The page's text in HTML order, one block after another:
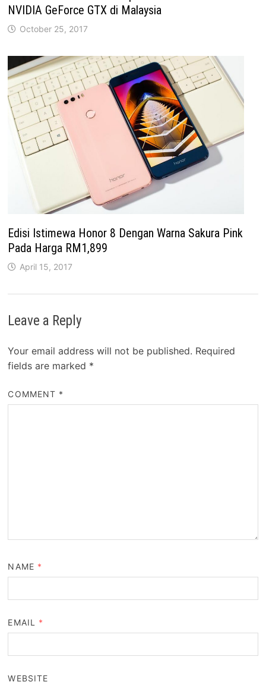
NVIDIA GeForce GTX di Malaysia
October 25, 2017
Edisi Istimewa Honor 8 Dengan Warna Sakura Pink
Pada Harga RM1,899
April 15, 2017
Leave a Reply
Your email address will not be published. Required
fields are marked *
COMMENT *
NAME *
EMAIL *
WEBSITE